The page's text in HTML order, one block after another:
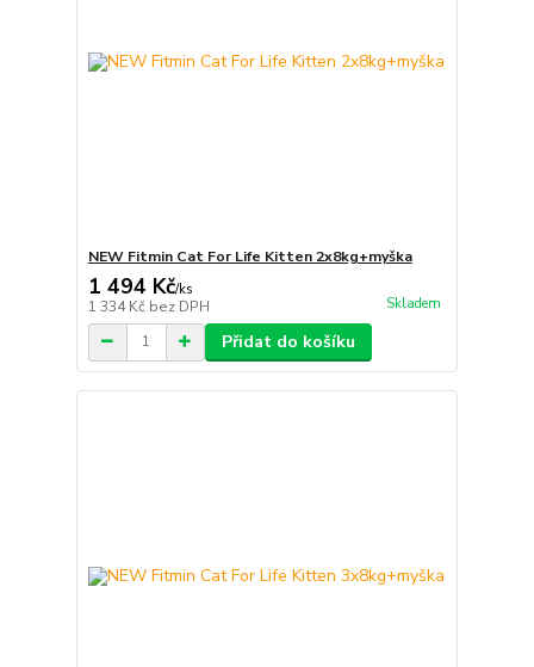
NEW Fitmin Cat For Life Kitten 2x8kg+myška
1 494 Kč/ks
1 334 Kč bez DPH Skladem
Přidat do košíku